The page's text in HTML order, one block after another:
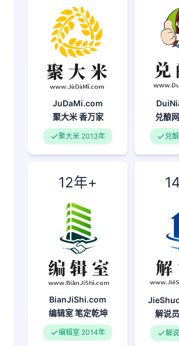
JuDaMi.com
聚大米香万家
聚大米 2013年
兑酿网
兑
12年+
BianJiShi.com
编辑室笔定乾坤
编辑室 2014年
解说员
解